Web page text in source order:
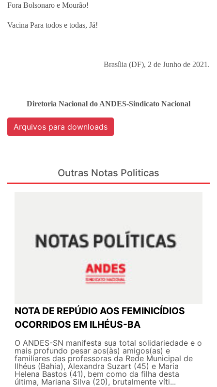
Fora Bolsonaro e Mourão!
Vacina Para todos e todas, Já!
Brasília (DF), 2 de Junho de 2021.
Diretoria Nacional do ANDES-Sindicato Nacional
Arquivos para downloads
Outras Notas Politicas
NOTA DE REPÚDIO AOS FEMINICÍDIOS
OCORRIDOS EM ILHÉUS-BA
O ANDES-SN manifesta sua total solidariedade e o
mais profundo pesar aos(às) amigos(as) e
familiares das professoras da Rede Municipal de
Ilhéus (Bahia), Alexandra Suzart (45) e Maria
Helena Bastos (41), bem como da filha desta
última, Mariana Silva (20), brutalmente víti...